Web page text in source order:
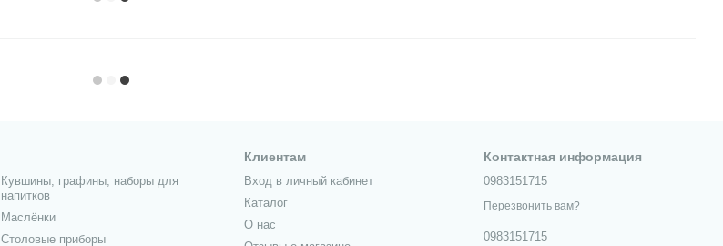
Кувшины, графины, наборы для
напитков
Маслёнки
Столовые приборы
Клиентам
Вход в личный кабинет
Каталог
О нас
Контактная информация
0983151715
Перезвонить вам?
0983151715